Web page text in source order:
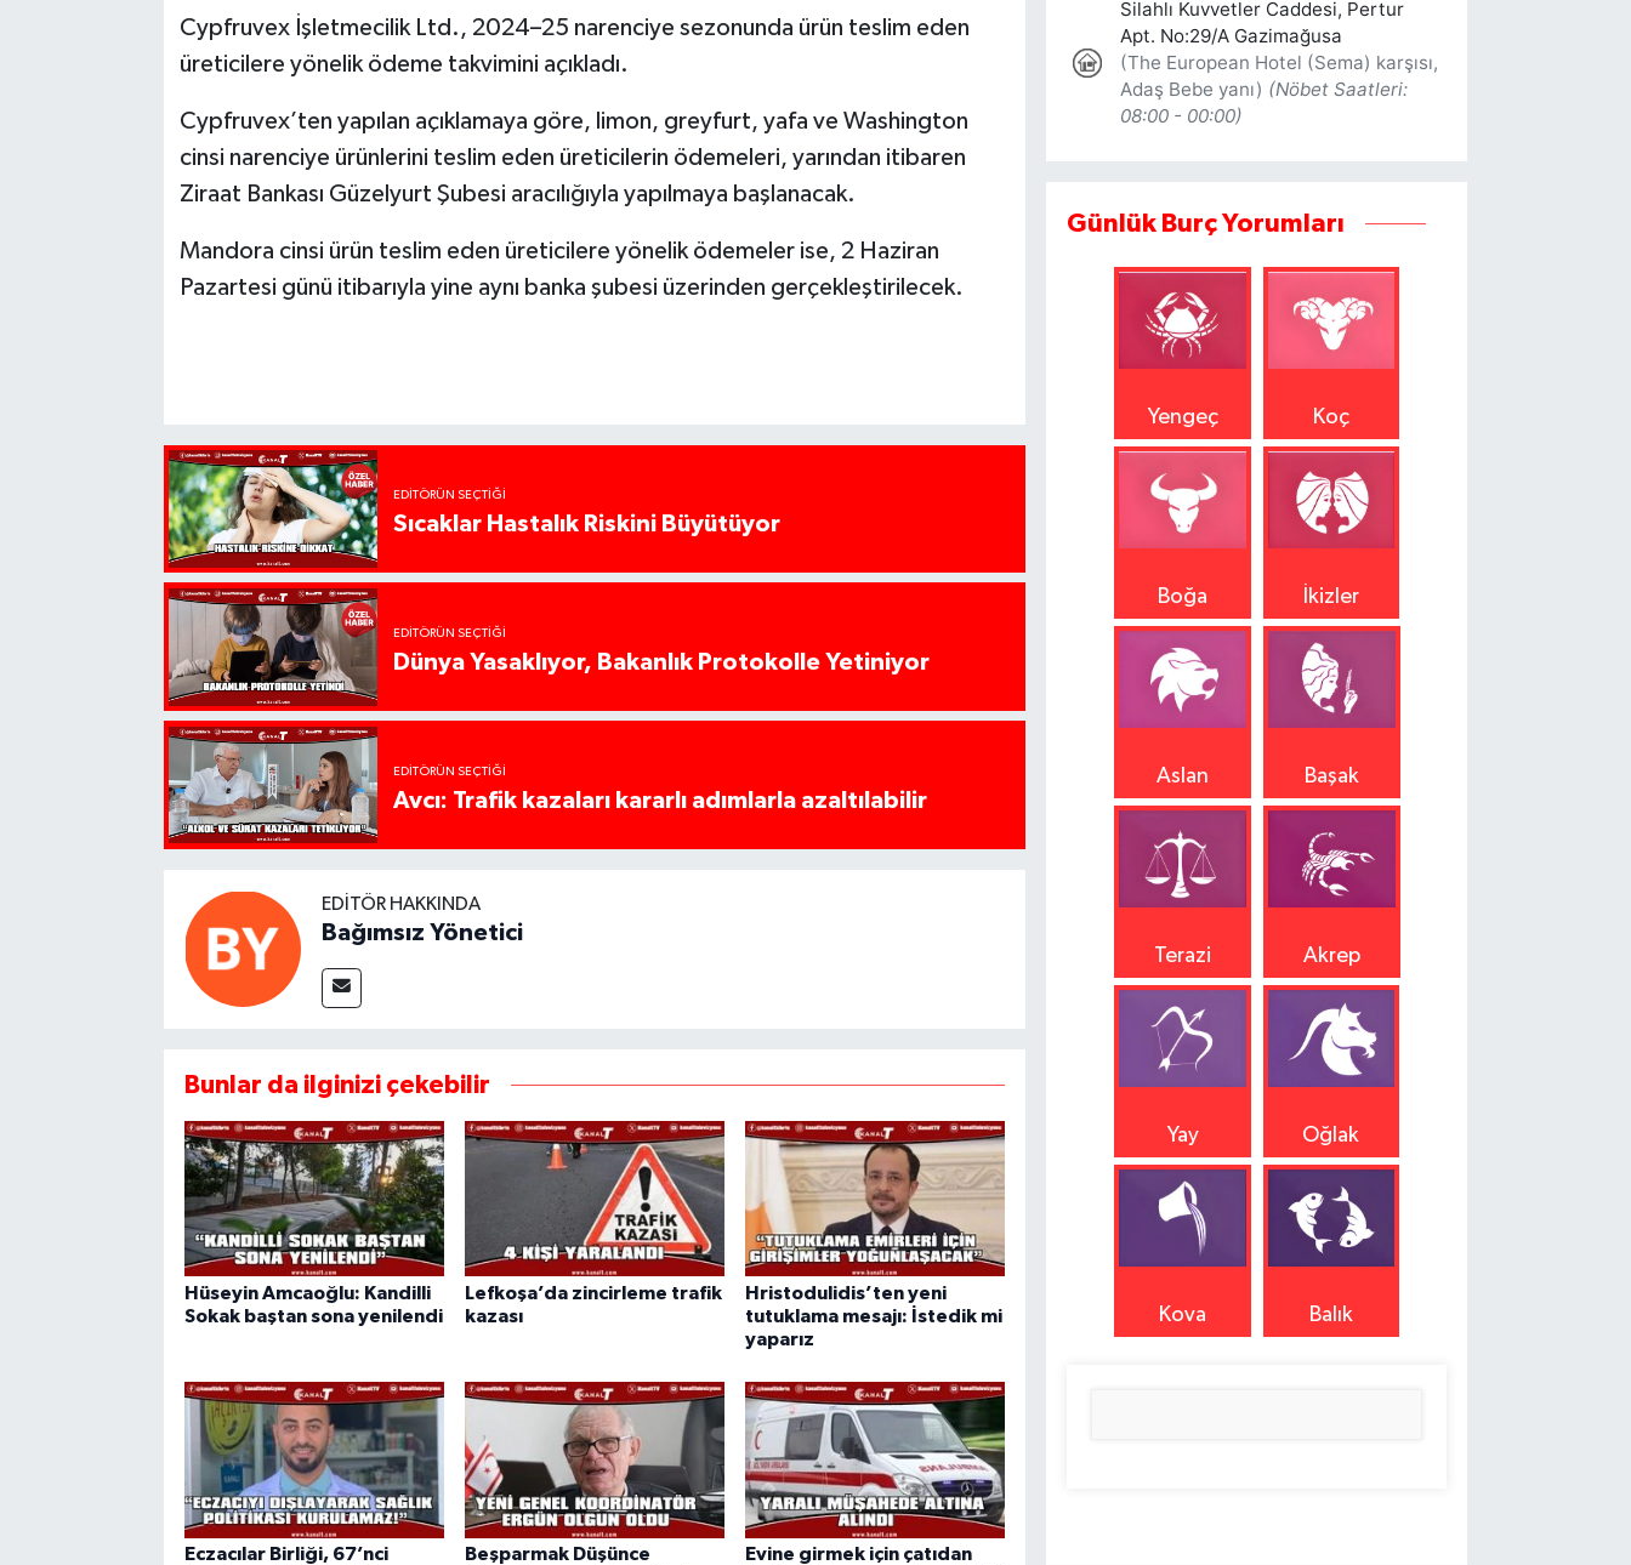
Cypfruvex İşletmecilik Ltd., 2024–25 narenciye sezonunda ürün teslim eden
üreticilere yönelik ödeme takvimini açıkladı.
Cypfruvex’ten yapılan açıklamaya göre, limon, greyfurt, yafa ve Washington
cinsi narenciye ürünlerini teslim eden üreticilerin ödemeleri, yarından itibaren
Ziraat Bankası Güzelyurt Şubesi aracılığıyla yapılmaya başlanacak.
Mandora cinsi ürün teslim eden üreticilere yönelik ödemeler ise, 2 Haziran
Pazartesi günü itibarıyla yine aynı banka şubesi üzerinden gerçekleştirilecek.
EDITÖRÜN SEÇTIĞI
Sıcaklar Hastalık Riskini Büyütüyor
EDITÖRÜN SEÇTIĞI
Dünya Yasaklıyor, Bakanlık Protokolle Yetiniyor
EDITÖRÜN SEÇTIĞI
Avcı: Trafik kazaları kararlı adımlarla azaltılabilir
EDITÖR HAKKINDA
Bağımsız Yönetici
Bunlar da ilginizi çekebilir
Hüseyin Amcaoğlu: Kandilli
Sokak baştan sona yenilendi
Lefkoşa’da zincirleme trafik
kazası
Hristodulidis’ten yeni
tutuklama mesajı: İstedik mi
yaparız
Eczacılar Birliği, 67’nci
Beşparmak Düşünce
Evine girmek için çatıdan
Günlük Burç Yorumları
Yengeç Koç
Boğa İkizler
Aslan Başak
Terazi Akrep
Yay Oğlak
Kova Balık